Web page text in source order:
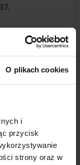
O plikach cookies
i
przycisk
strony oraz w